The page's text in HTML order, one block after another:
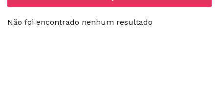
Não foi encontrado nenhum resultado